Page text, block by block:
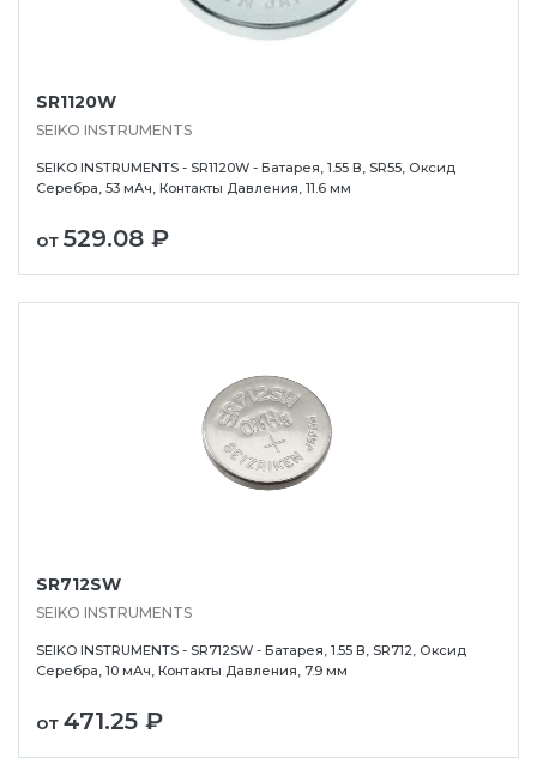
SR1120W
SEIKO INSTRUMENTS
SEIKO INSTRUMENTS - SR1120W - Батарея, 1.55 В, SR55, Оксид
Серебра, 53 мАч, Контакты Давления, 11.6 мм
от 529.08 ₽
SR712SW
SEIKO INSTRUMENTS
SEIKO INSTRUMENTS - SR712SW - Батарея, 1.55 В, SR712, Оксид
Серебра, 10 мАч, Контакты Давления, 7.9 мм
от 471.25 ₽